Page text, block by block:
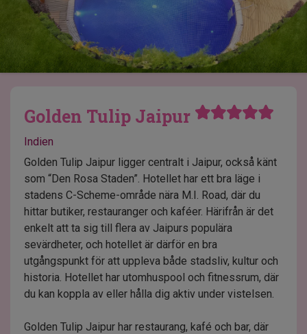
Golden Tulip Jaipur
Indien
Golden Tulip Jaipur ligger centralt i Jaipur, också känt
som “Den Rosa Staden”. Hotellet har ett bra läge i
stadens C-Scheme-område nära M.I. Road, där du
hittar butiker, restauranger och kaféer. Härifrån är det
enkelt att ta sig till flera av Jaipurs populära
sevärdheter, och hotellet är därför en bra
utgångspunkt för att uppleva både stadsliv, kultur och
historia. Hotellet har utomhuspool och fitnessrum, där
du kan koppla av eller hålla dig aktiv under vistelsen.
Golden Tulip Jaipur har restaurang, kafé och bar, där